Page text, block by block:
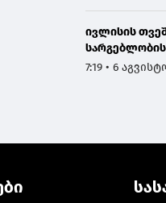
ივლისის
სარგებლობის
7:19 • 6